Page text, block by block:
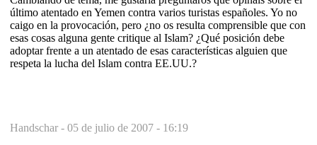
último atentado en Yemen contra varios turistas españoles. Yo no
caigo en la provocación, pero ¿no os resulta comprensible que con
esas cosas alguna gente critique al Islam? ¿Qué posición debe
adoptar frente a un atentado de esas características alguien que
respeta la lucha del Islam contra EE.UU.?
Handschar - 05 de julio de 2007 - 16:19